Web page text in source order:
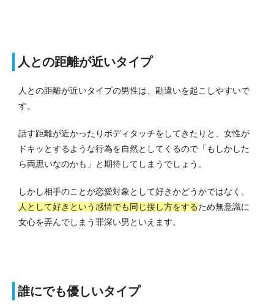
人との距離が近いタイプ
人との距離が近いタイプの男性は、勘違いを起こしやすいで
す。
話す距離が近かったりボディタッチをしてきたりと、女性が
ドキッとするような行為を自然としてくるので「もしかした
ら両思いなのかも」と期待してしまうでしょう。
しかし相手のことが恋愛対象として好きかどうかではなく、
人として好きという感情でも同じ接し方をするため無意識に
女心を弄んでしまう罪深い男といえます。
誰にでも優しいタイプ